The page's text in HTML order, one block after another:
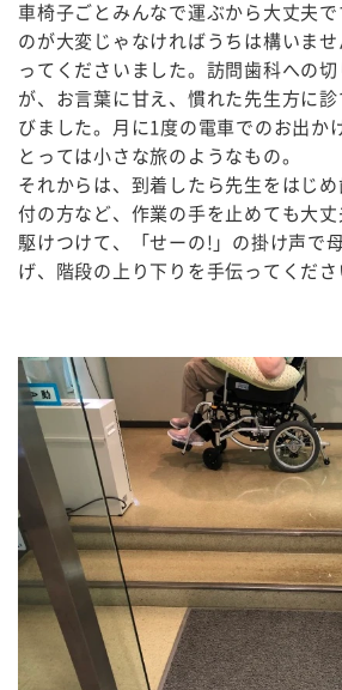
車椅子ごとみんなで運ぶから大丈夫
のが大変じゃなければうちは構いま
ってくださいました。訪問歯科への
が、お言葉に甘え、慣れた先生方に
びました。月に1度の電車でのお出か
とっては小さな旅のようなもの。
それからは、到着したら先生をはじ
付の方など、作業の手を止めても大
駆けつけて、「せーの!」の掛け声で
げ、階段の上り下りを手伝ってくださ